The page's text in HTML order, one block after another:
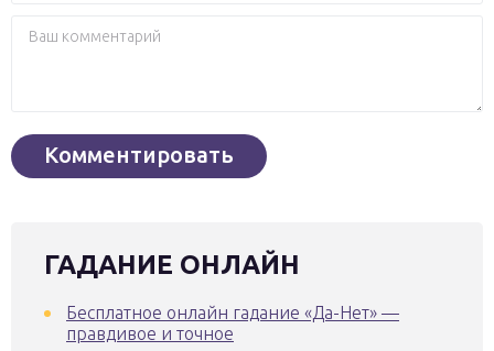
ГАДАНИЕ ОНЛАЙН
Бесплатное онлайн гадание «Да-Нет» —
правдивое и точное